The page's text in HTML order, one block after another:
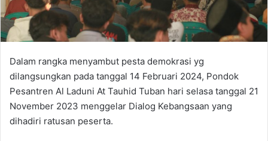
l
Dalam rangka menyambut pesta demokrasi yg
dilangsungkan pada tanggal 14 Februari 2024, Pondok
Pesantren Al Laduni At Tauhid Tuban hari selasa tanggal 21
November 2023 menggelar Dialog Kebangsaan yang
dihadiri ratusan peserta.